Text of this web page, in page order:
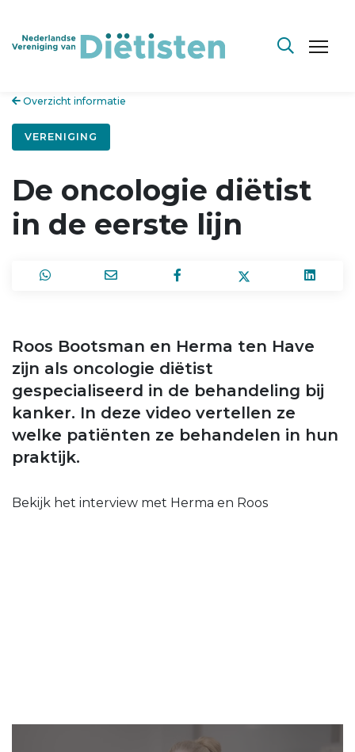
Overzicht informatie
VERENIGING
De oncologie diëtist
in de eerste lijn
Roos Bootsman en Herma ten Have
zijn als oncologie diëtist
gespecialiseerd in de behandeling bij
kanker. In deze video vertellen ze
welke patiënten ze behandelen in hun
praktijk.
Bekijk het interview met Herma en Roos